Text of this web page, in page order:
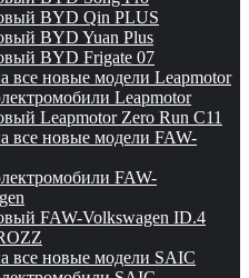
BYD Qin PLUS
BYD Yuan Plus
BYD Frigate 07
все новые модели Leapmotor
Leapmotor
Leapmotor Zero Run C11
все новые модели FAW-
FAW-
FAW-Volkswagen ID.4
все новые модели SAIC